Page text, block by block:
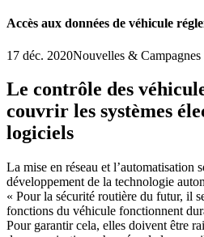
Accès aux données de véhicule
17 déc. 2020Nouvelles & Campagnes
Le contrôle des
couvrir les systèmes
logiciels
La mise en réseau et l’automatisation
développement de la technologie
« Pour la sécurité routière du futur, il
fonctions du véhicule fonctionnent
Pour garantir cela, elles doivent être